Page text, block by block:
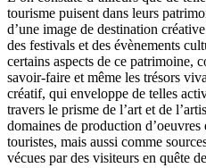
tourisme puisent dans leurs
d’une image de destination
des festivals et des évènements
certains aspects de ce patrimoine,
savoir-faire et même les trésors
créatif, qui enveloppe de telles
travers le prisme de l’art et de
domaines de production d’oeuvres
touristes, mais aussi comme
vécues par des visiteurs en quête